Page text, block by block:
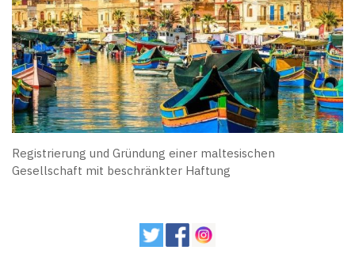
Registrierung und Gründung einer maltesischen
Gesellschaft mit beschränkter Haftung